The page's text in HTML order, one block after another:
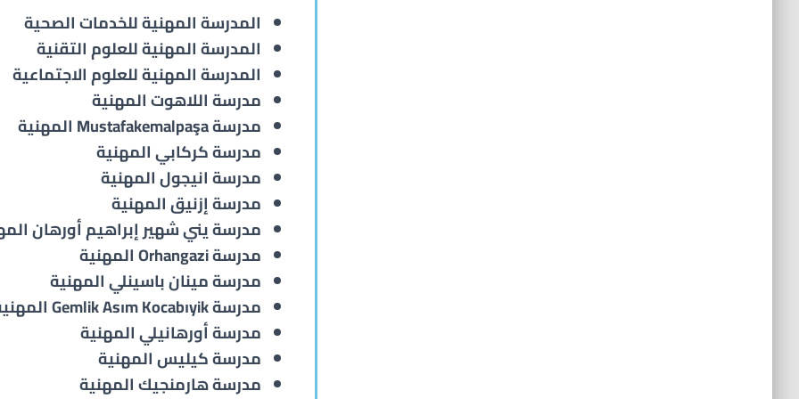
المدرسة المهنية للخدمات الصحية
المدرسة المهنية للعلوم التقنية
المدرسة المهنية للعلوم الاجتماعية
مدرسة اللاهوت المهنية
مدرسة Mustafakemalpaşa المهنية
مدرسة كركابي المهنية
مدرسة انيجول المهنية
مدرسة إزنيق المهنية
مدرسة يني شهير إبراهيم أورهان
مدرسة Orhangazi المهنية
مدرسة مينان باسينلي المهنية
مدرسة Gemlik Asım Kocabıyik المهنية
مدرسة أورهانيلي المهنية
مدرسة كيليس المهنية
مدرسة هارمنجيك المهنية